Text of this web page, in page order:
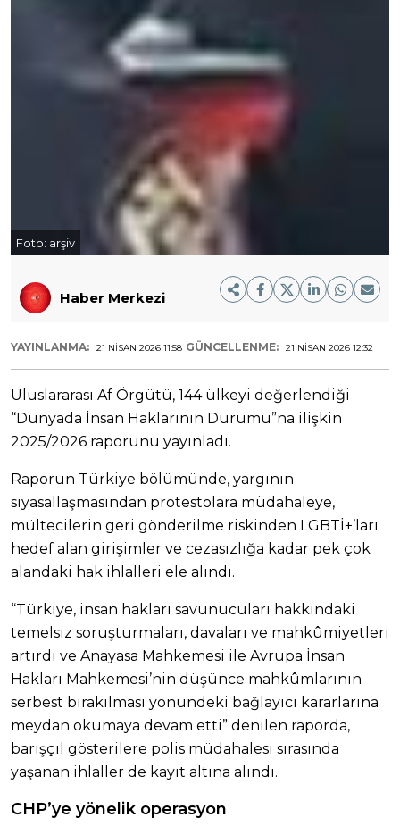
Foto: arşiv
Haber Merkezi
YAYINLANMA: 21 NISAN 2026 11:58 GÜNCELLENME: 21 NISAN 2026 12:32
Uluslararası Af Örgütü, 144 ülkeyi değerlendiği
“Dünyada İnsan Haklarının Durumu”na ilişkin
2025/2026 raporunu yayınladı.
Raporun Türkiye bölümünde, yargının
siyasallaşmasından protestolara müdahaleye,
mültecilerin geri gönderilme riskinden LGBTİ+’ları
hedef alan girişimler ve cezasızlığa kadar pek çok
alandaki hak ihlalleri ele alındı.
“Türkiye, insan hakları savunucuları hakkındaki
temelsiz soruşturmaları, davaları ve mahkûmiyetleri
artırdı ve Anayasa Mahkemesi ile Avrupa İnsan
Hakları Mahkemesi’nin düşünce mahkûmlarının
serbest bırakılması yönündeki bağlayıcı kararlarına
meydan okumaya devam etti” denilen raporda,
barışçıl gösterilere polis müdahalesi sırasında
yaşanan ihlaller de kayıt altına alındı.
CHP’ye yönelik operasyon